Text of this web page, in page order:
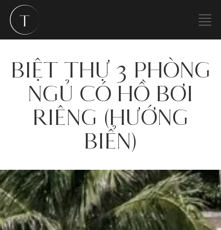
BIỆT THỰ 3 PHÒNG
NGỦ CÓ HỒ BƠI
RIÊNG (HƯỚNG
BIỂN)